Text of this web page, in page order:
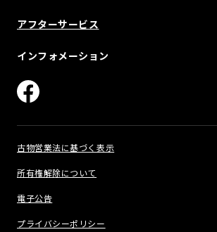
アフターサービス
インフォメーション
古物営業法に基づく表示
所有権解除について
電子公告
プライバシーポリシー